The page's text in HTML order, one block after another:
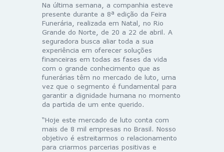
Na última semana, a companhia esteve
presente durante a 8ª edição da Feira
Funerária, realizada em Natal, no Rio
Grande do Norte, de 20 a 22 de abril. A
seguradora busca aliar toda a sua
experiência em oferecer soluções
financeiras em todas as fases da vida
com o grande conhecimento que as
funerárias têm no mercado de luto, uma
vez que o segmento é fundamental para
garantir a dignidade humana no momento
da partida de um ente querido.
“Hoje este mercado de luto conta com
mais de 8 mil empresas no Brasil. Nosso
objetivo é estreitarmos o relacionamento
para criarmos parcerias positivas e